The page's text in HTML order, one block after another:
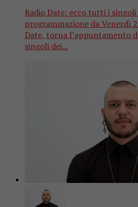
Radio Date: ecco tutti i
programmazione da Venerdì
Date, torna l’appuntamento
singoli dei...